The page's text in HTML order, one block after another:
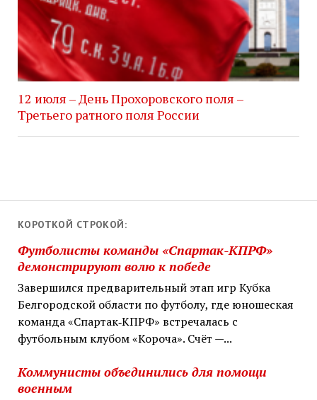
КОРОТКОЙ СТРОКОЙ:
Футболисты команды «Спартак-КПРФ»
демонстрируют волю к победе
Завершился предварительный этап игр Кубка
Белгородской области по футболу, где юношеская
команда «Спартак‑КПРФ» встречалась с
футбольным клубом «Короча». Счёт —...
Коммунисты объединились для помощи
военным
12 июля – День Прохоровского поля –
Третьего ратного поля России